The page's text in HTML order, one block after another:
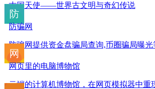
古国天使——世界古文明与奇幻传说
防骗网
防骗网提供资金盘骗局查询,币圈骗局曝光
网页里的电脑博物馆
云端的计算机博物馆，在网页模拟器中重